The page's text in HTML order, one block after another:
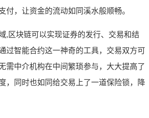
付，让资金的流动如同溪水般顺畅。
,区块链可以实现证券的发行、交易和结
过智能合约这一神奇的工具，交易双方可
需中介机构在中间繁琐参与，大大提高了
，同时也如同给交易上了一道保险锁，降